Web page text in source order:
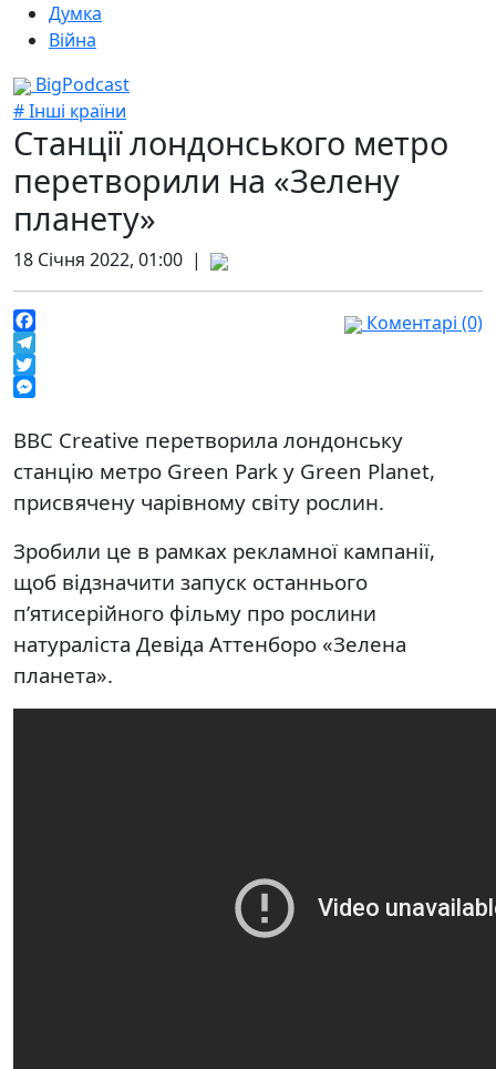
Думка
Війна
BigPodcast
# Інші країни
Станції лондонського метро
перетворили на «Зелену
планету»
18 Січня 2022, 01:00 |
Facebook
Telegram
Twitter
Коментарі (0)
BBC Creative перетворила лондонську
станцію метро Green Park у Green Planet,
присвячену чарівному світу рослин.
Зробили це в рамках рекламної кампанії,
щоб відзначити запуск останнього
п’ятисерійного фільму про рослини
натураліста Девіда Аттенборо «Зелена
планета».